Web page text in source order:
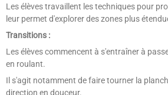
Les élèves travaillent les techniques pour
leur permet d'explorer des zones plus
Transitions :
Les élèves commencent à s'entraîner à
en roulant.
Il s'agit notamment de faire tourner la
direction en douceur.